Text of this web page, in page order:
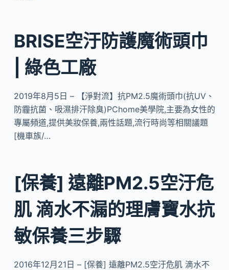
BRISE空汙防護魔術頭巾
| 綠色工廠
2019年8月5日 – 【淨對流】抗PM2.5魔術頭巾(抗UV、
防霾抗菌、吸濕排汗除臭)PChome美學院,主要為女性的
專屬頻道,提供美妝保養,兩性話題,流行時尚等相關議題
[機車族/…
[保養] 遠離PM2.5空汙危
肌 滴水不漏的理膚寶水抗
敏保養三步驟
2016年12月21日 – [保養] 遠離PM2.5空汙危肌 滴水不